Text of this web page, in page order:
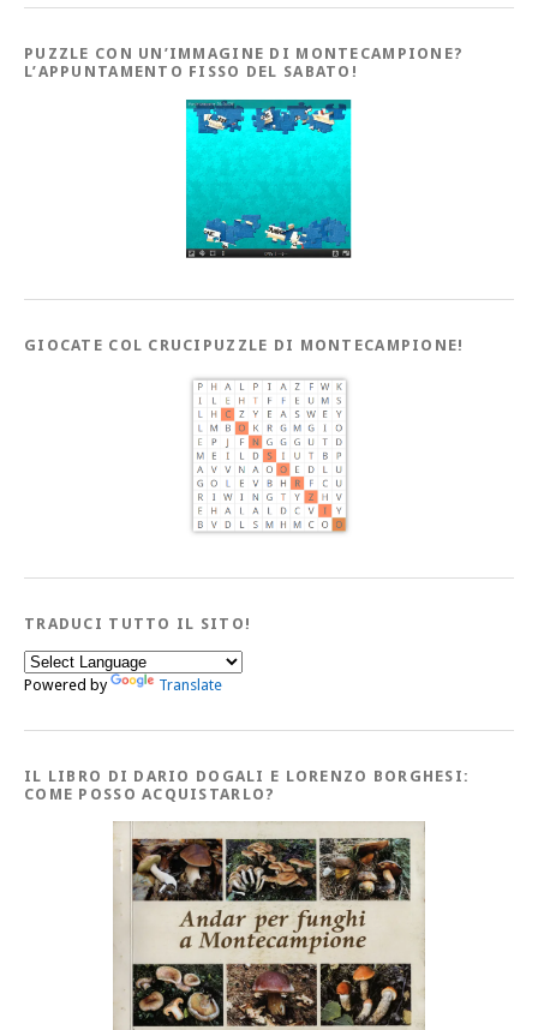
PUZZLE CON UN’IMMAGINE DI MONTECAMPIONE?
L’APPUNTAMENTO FISSO DEL SABATO!
GIOCATE COL CRUCIPUZZLE DI MONTECAMPIONE!
TRADUCI TUTTO IL SITO!
Powered by Translate
IL LIBRO DI DARIO DOGALI E LORENZO BORGHESI:
COME POSSO ACQUISTARLO?